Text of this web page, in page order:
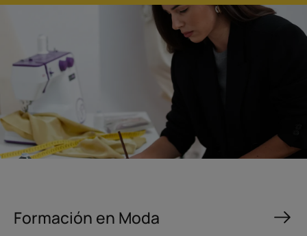
Formación en Moda